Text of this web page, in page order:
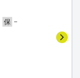
保 －